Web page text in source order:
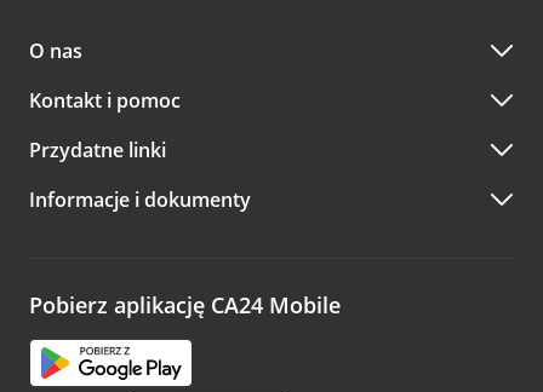
O nas
Kontakt i pomoc
Przydatne linki
Informacje i dokumenty
Pobierz aplikację CA24 Mobile